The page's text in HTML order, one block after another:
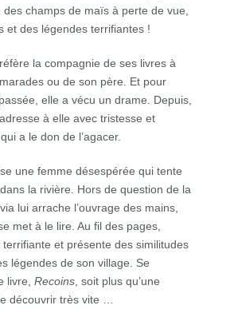
des champs de maïs à perte de vue,
et des légendes terrifiantes !
la compagnie de ses livres à
ou de son père. Et pour
elle a vécu un drame. Depuis,
à elle avec tristesse et
a le don de l’agacer.
une femme désespérée qui tente
la rivière. Hors de question de la
lui arrache l’ouvrage des mains,
met à le lire. Au fil des pages,
terrifiante et présente des similitudes
légendes de son village. Se
livre,Recoins, soit plus qu’une
découvrir très vite …